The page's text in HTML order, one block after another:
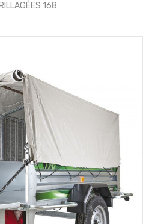
168